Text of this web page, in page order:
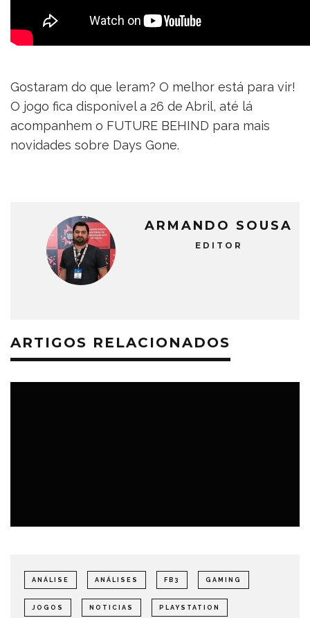
Gostaram do que leram? O melhor está para vir!
O jogo fica disponivel a 26 de Abril, até lá
acompanhem o FUTURE BEHIND para mais
novidades sobre Days Gone.
ARMANDO SOUSA
EDITOR
ARTIGOS RELACIONADOS
ANÁLISE ANÁLISES FB3 GAMING
JOGOS NOTICIAS PLAYSTATION